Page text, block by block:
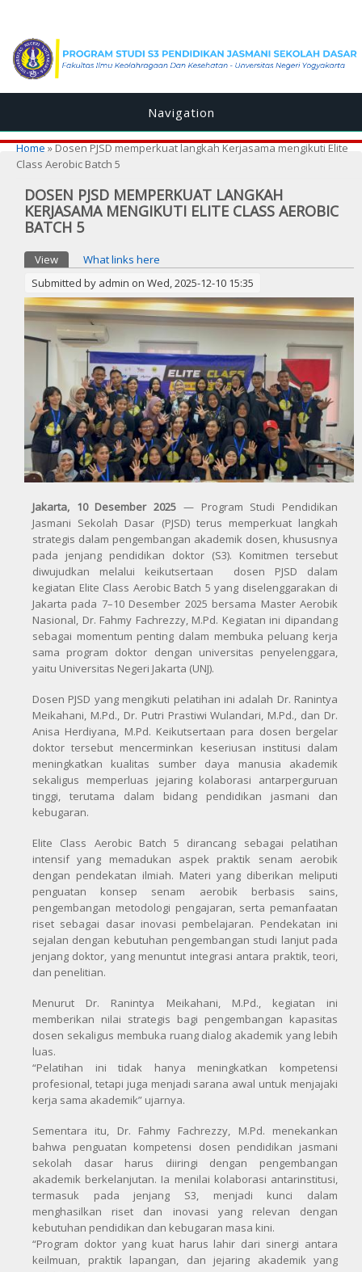
Navigation
You are here
Home» Dosen PJSD memperkuat langkah Kerjasama mengikuti Elite
Class Aerobic Batch 5
DOSEN PJSD MEMPERKUAT LANGKAH
KERJASAMA MENGIKUTI ELITE CLASS AEROBIC
BATCH 5
Primary tabs
View (active tab)
What links here
Submitted by admin on Wed, 2025-12-10 15:35
Jakarta, 10 Desember 2025 — Program Studi Pendidikan
Jasmani Sekolah Dasar (PJSD) terus memperkuat langkah
strategis dalam pengembangan akademik dosen, khususnya
pada jenjang pendidikan doktor (S3). Komitmen tersebut
diwujudkan melalui keikutsertaan dosen PJSD dalam
kegiatan Elite Class Aerobic Batch 5 yang diselenggarakan di
Jakarta pada 7–10 Desember 2025 bersama Master Aerobik
Nasional, Dr. Fahmy Fachrezzy, M.Pd. Kegiatan ini dipandang
sebagai momentum penting dalam membuka peluang kerja
sama program doktor dengan universitas penyelenggara,
yaitu Universitas Negeri Jakarta (UNJ).
Dosen PJSD yang mengikuti pelatihan ini adalah Dr. Ranintya
Meikahani, M.Pd., Dr. Putri Prastiwi Wulandari, M.Pd., dan Dr.
Anisa Herdiyana, M.Pd. Keikutsertaan para dosen bergelar
doktor tersebut mencerminkan keseriusan institusi dalam
meningkatkan kualitas sumber daya manusia akademik
sekaligus memperluas jejaring kolaborasi antarperguruan
tinggi, terutama dalam bidang pendidikan jasmani dan
kebugaran.
Elite Class Aerobic Batch 5 dirancang sebagai pelatihan
intensif yang memadukan aspek praktik senam aerobik
dengan pendekatan ilmiah. Materi yang diberikan meliputi
penguatan konsep senam aerobik berbasis sains,
pengembangan metodologi pengajaran, serta pemanfaatan
riset sebagai dasar inovasi pembelajaran. Pendekatan ini
sejalan dengan kebutuhan pengembangan studi lanjut pada
jenjang doktor, yang menuntut integrasi antara praktik, teori,
dan penelitian.
Menurut Dr. Ranintya Meikahani, M.Pd., kegiatan ini
memberikan nilai strategis bagi pengembangan kapasitas
dosen sekaligus membuka ruang dialog akademik yang lebih
luas.
“Pelatihan ini tidak hanya meningkatkan kompetensi
profesional, tetapi juga menjadi sarana awal untuk menjajaki
kerja sama akademik” ujarnya.
Sementara itu, Dr. Fahmy Fachrezzy, M.Pd. menekankan
bahwa penguatan kompetensi dosen pendidikan jasmani
sekolah dasar harus diiringi dengan pengembangan
akademik berkelanjutan. Ia menilai kolaborasi antarinstitusi,
termasuk pada jenjang S3, menjadi kunci dalam
menghasilkan riset dan inovasi yang relevan dengan
kebutuhan pendidikan dan kebugaran masa kini.
“Program doktor yang kuat harus lahir dari sinergi antara
keilmuan, praktik lapangan, dan jejaring akademik yang